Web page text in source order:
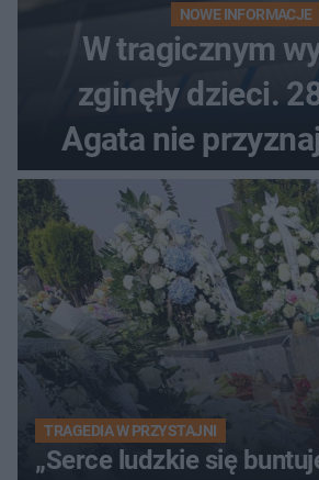
NOWE INFORMACJE
W tragicznym
zginęły dzieci.
Agata nie
winy
TRAGEDIA W PRZYSTAJNI
„Serce ludzkie się